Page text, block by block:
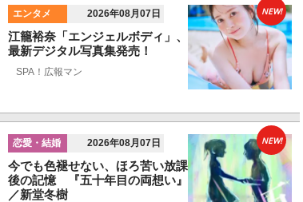
エンタメ 2026年08月07日
江籠裕奈「エンジェルボディ」、
最新デジタル写真集発売！
SPA！広報マン
NEW!
恋愛・結婚 2026年08月07日
今でも色褪せない、ほろ苦い放課
後の記憶 『五十年目の両想い』
／新堂冬樹
NEW!